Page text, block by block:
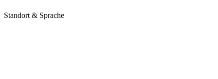
Standort & Sprache